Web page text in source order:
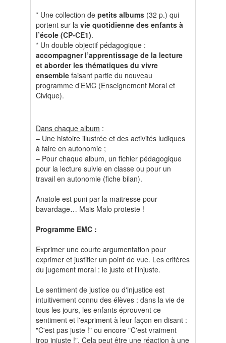
* Une collection de petits albums (32 p.) qui
portent sur la vie quotidienne des enfants à
l’école (CP-CE1).
* Un double objectif pédagogique :
accompagner l’apprentissage de la lecture
et aborder les thématiques du vivre
ensemble faisant partie du nouveau
programme d’EMC (Enseignement Moral et
Civique).
Dans chaque album :
– Une histoire illustrée et des activités ludiques
à faire en autonomie ;
– Pour chaque album, un fichier pédagogique
pour la lecture suivie en classe ou pour un
travail en autonomie (fiche bilan).
Anatole est puni par la maitresse pour
bavardage… Mais Malo proteste !
Programme EMC :
Exprimer une courte argumentation pour
exprimer et justifier un point de vue. Les critères
du jugement moral : le juste et l'injuste.
Le sentiment de justice ou d'injustice est
intuitivement connu des élèves : dans la vie de
tous les jours, les enfants éprouvent ce
sentiment et l'expriment à leur façon en disant :
"C'est pas juste !" ou encore "C'est vraiment
trop injuste !". Cela peut être une réaction à une